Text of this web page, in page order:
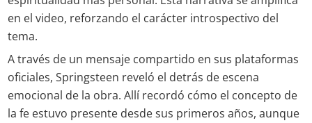
en el video, reforzando el carácter introspectivo del
tema.
A través de un mensaje compartido en sus plataformas
oficiales, Springsteen reveló el detrás de escena
emocional de la obra. Allí recordó cómo el concepto de
la fe estuvo presente desde sus primeros años, aunque